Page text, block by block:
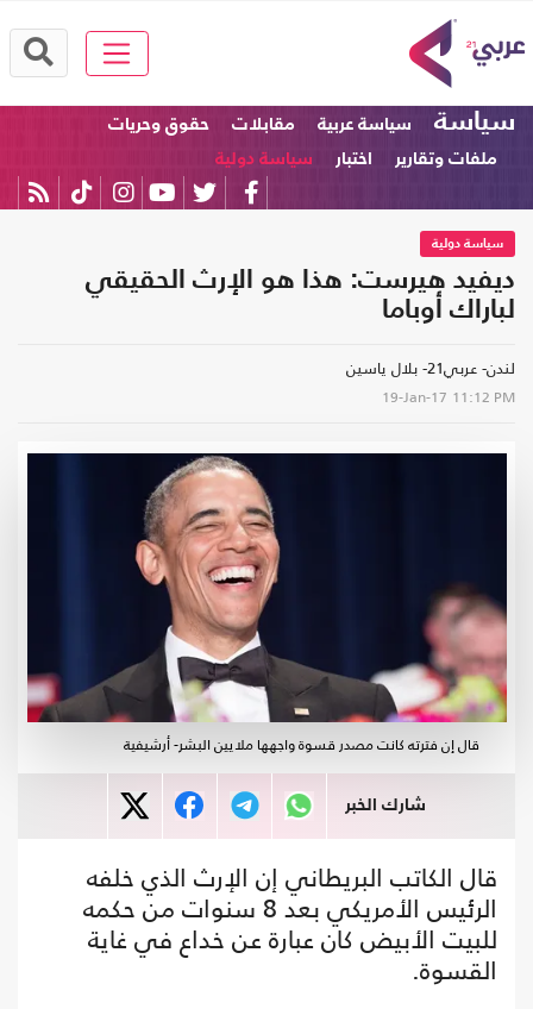
سياسة سياسة عربية مقابلات
حقوق وحريات
ملفات وتقارير
اختبار سياسة دولية
سياسة دولية
ديفيد هيرست: هذا هو الإرث الحقيقي
لباراك أوباما
لندن- عربي21- بلال ياسين
19-Jan-17 11:12 PM
قال إن فترته كانت مصدر قسوة واجهها ملايين البشر- أرشيفية
شارك الخبر
قال الكاتب البريطاني إن الإرث الذي خلفه
الرئيس الأمريكي بعد 8 سنوات من حكمه
للبيت الأبيض كان عبارة عن خداع في غاية
القسوة.